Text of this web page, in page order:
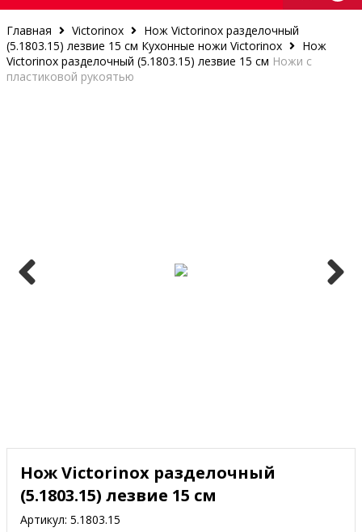
Главная Victorinox
Нож Victorinox разделочный
(5.1803.15) лезвие 15 см Кухонные ножи Victorinox
Нож
Victorinox разделочный (5.1803.15) лезвие 15 см Ножи с
пластиковой рукоятью
Нож Victorinox разделочный
(5.1803.15) лезвие 15 см
Артикул: 5.1803.15